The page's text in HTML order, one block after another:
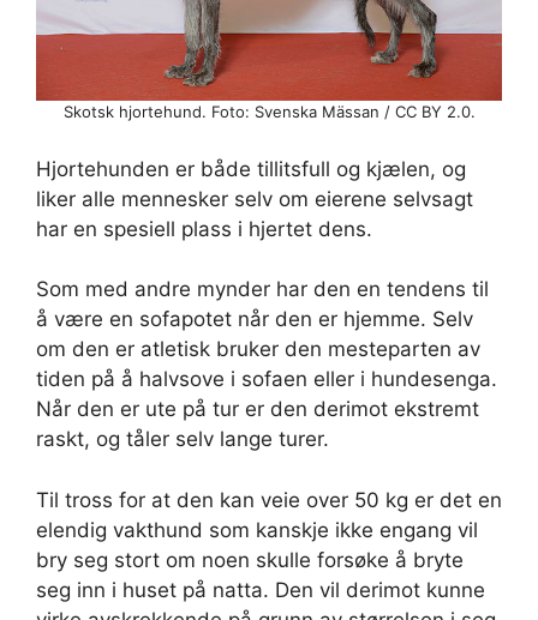
Skotsk hjortehund. Foto: Svenska Mässan / CC BY 2.0.
Hjortehunden er både tillitsfull og kjælen, og
liker alle mennesker selv om eierene selvsagt
har en spesiell plass i hjertet dens.
Som med andre mynder har den en tendens til
å være en sofapotet når den er hjemme. Selv
om den er atletisk bruker den mesteparten av
tiden på å halvsove i sofaen eller i hundesenga.
Når den er ute på tur er den derimot ekstremt
raskt, og tåler selv lange turer.
Til tross for at den kan veie over 50 kg er det en
elendig vakthund som kanskje ikke engang vil
bry seg stort om noen skulle forsøke å bryte
seg inn i huset på natta. Den vil derimot kunne